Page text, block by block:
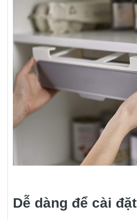
Dễ dàng để cài đặt